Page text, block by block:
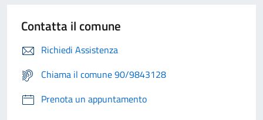
Contatta il comune
Richiedi Assistenza
Chiama il comune 90/9843128
Prenota un appuntamento